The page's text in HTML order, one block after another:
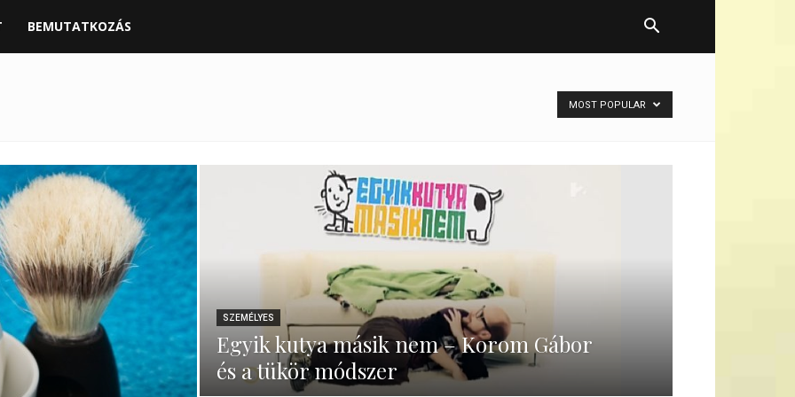
BEMUTATKOZÁS
MOST POPULAR
SZEMÉLYES
Egyik kutya másik nem – Korom Gábor
és a tükör módszer